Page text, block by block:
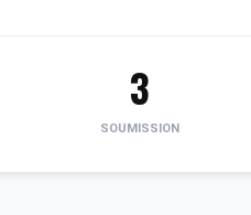
3
SOUMISSION